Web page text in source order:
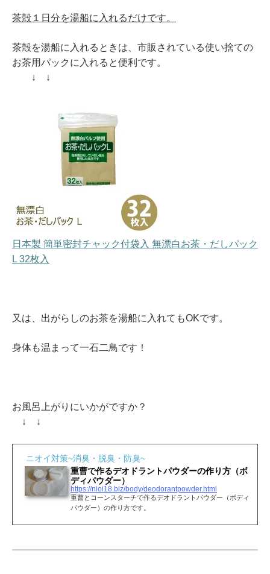
茶殻１日分を湯船に入れるだけです。
茶殻を湯船に入れるときは、市販されている使い捨ての
お茶用パックに入れると便利です。
↓ ↓
日本製 簡単密封チャック付袋入 無漂白お茶・だしパック
L 32枚入
又は、出がらしのお茶を湯船に入れてもOKです。
身体も温まって一石二鳥です！
お風呂上がりにいかがですか？
↓ ↓
ニオイ対策~消臭・脱臭・防臭~
重曹で作るデオドラントパウダーの作り方（ボ
ディパウダー）
https://nioi18.biz/body/deodorantpowder.html
重曹とコーンスターチで作るデオドラントパウダー（ボディ
パウダー）の作り方です。